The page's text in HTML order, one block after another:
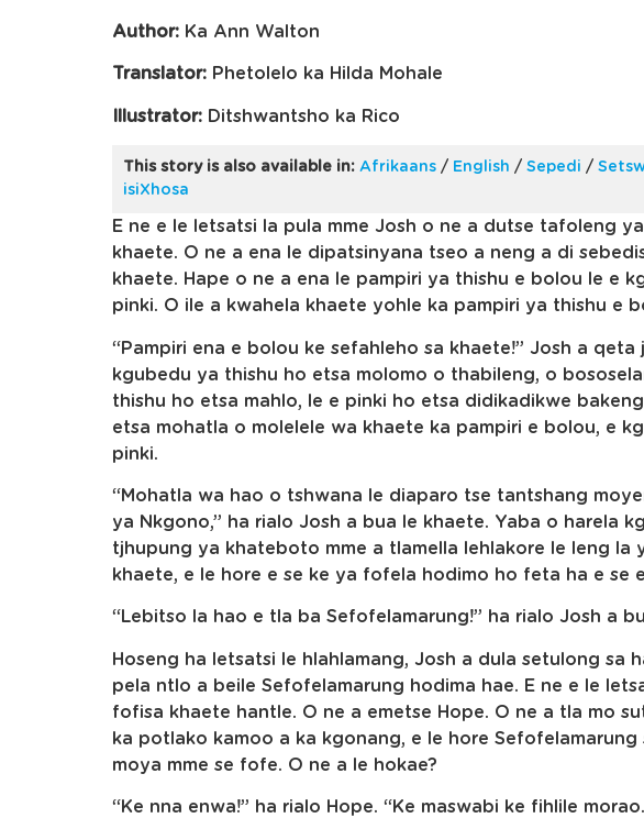
Author: Ka Ann Walton
Translator: Phetolelo ka Hilda Mohale
Illustrator: Ditshwantsho ka Rico
This story is also available in: Afrikaans / English / Sepedi /
isiXhosa
E ne e le letsatsi la pula mme Josh o ne a dutse tafoleng
khaete. O ne a ena le dipatsinyana tseo a neng a di
khaete. Hape o ne a ena le pampiri ya thishu e bolou le e
pinki. O ile a kwahela khaete yohle ka pampiri ya thishu e
“Pampiri ena e bolou ke sefahleho sa khaete!” Josh a qeta
kgubedu ya thishu ho etsa molomo o thabileng, o
thishu ho etsa mahlo, le e pinki ho etsa didikadikwe
etsa mohatla o molelele wa khaete ka pampiri e bolou, e
pinki.
“Mohatla wa hao o tshwana le diaparo tse tantshang
ya Nkgono,” ha rialo Josh a bua le khaete. Yaba o harela
tjhupung ya khateboto mme a tlamella lehlakore le leng la
khaete, e le hore e se ke ya fofela hodimo ho feta ha e se
“Lebitso la hao e tla ba Sefofelamarung!” ha rialo Josh a
Hoseng ha letsatsi le hlahlamang, Josh a dula setulong sa
pela ntlo a beile Sefofelamarung hodima hae. E ne e le
fofisa khaete hantle. O ne a emetse Hope. O ne a tla mo
ka potlako kamoo a ka kgonang, e le hore
moya mme se fofe. O ne a le hokae?
“Ke nna enwa!” ha rialo Hope. “Ke maswabi ke fihlile